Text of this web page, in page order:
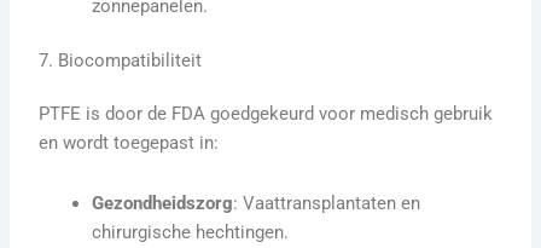
zonnepanelen.
7. Biocompatibiliteit
PTFE is door de FDA goedgekeurd voor medisch gebruik
en wordt toegepast in:
Gezondheidszorg: Vaattransplantaten en
chirurgische hechtingen.